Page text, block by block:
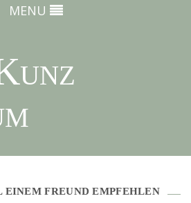
MENU
EINEM FREUND EMPFEHLEN